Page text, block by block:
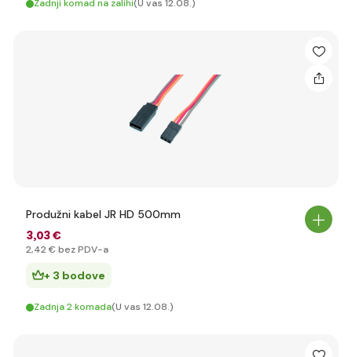
Zadnji komad na zalihi(U vas 12.08.)
Produžni kabel JR HD 500mm
3,03 €
2,42 € bez PDV-a
+ 3 bodove
Zadnja 2 komada(U vas 12.08.)